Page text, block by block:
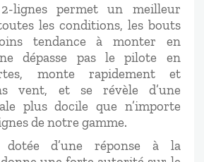
2-lignes permet un meilleur
les conditions, les bouts
tendance à monter en
dépasse pas le pilote en
monte rapidement et
vent, et se révèle d’une
plus docile que n’importe
de notre gamme.
d’une réponse à la